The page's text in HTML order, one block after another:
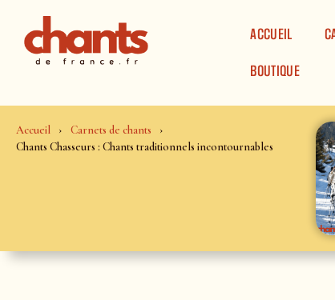
ACCUEIL
BOUTIQUE
Accueil
Carnets de chants
Chants Chasseurs : Chants traditionnels incontournables